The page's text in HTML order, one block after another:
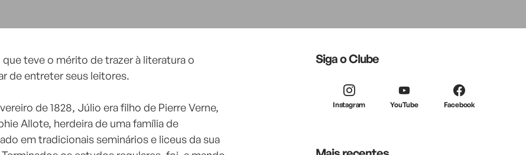
teve o mérito de trazer à literatura o
de entreter seus leitores.
de 1828, Júlio era filho de Pierre Verne,
Allote, herdeira de uma família de
em tradicionais seminários e liceus da sua
Siga o Clube
Instagram YouTube Facebook